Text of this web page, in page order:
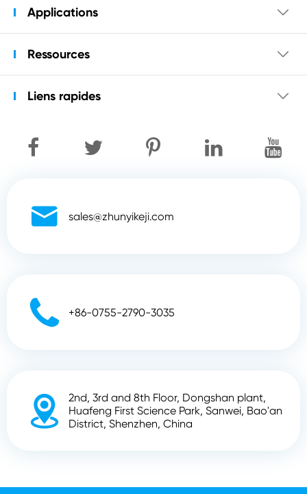
Applications 
Ressources 
Liens rapides 
 sales@zhunyikeji.com
 +86-0755-2790-3035

2nd, 3rd and 8th Floor, Dongshan plant,
Huafeng First Science Park, Sanwei, Bao'an
District, Shenzhen, China